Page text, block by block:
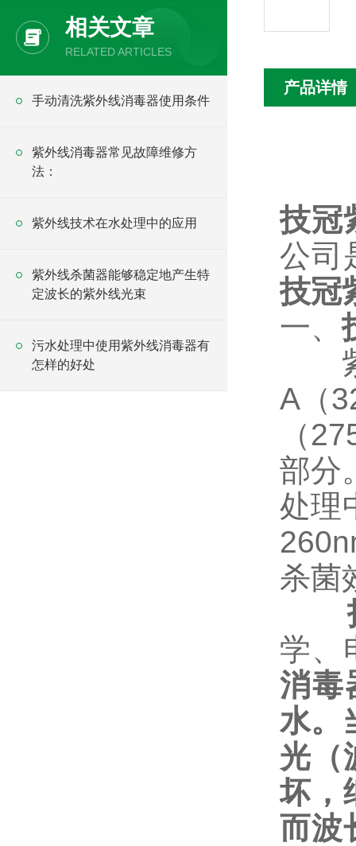
相关文章
RELATED ARTICLES
手动清洗紫外线消毒器使用条件
紫外线消毒器常见故障维修方
法：
紫外线技术在水处理中的应用
紫外线杀菌器能够稳定地产生特
定波长的紫外线光束
污水处理中使用紫外线消毒器有
怎样的好处
产品详情
技冠
公司
技冠
一、
A（
（
部分
处理
杀菌
学、
消毒
水。
光（
坏，
而波